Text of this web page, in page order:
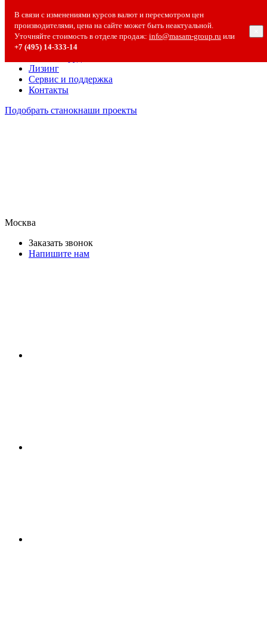
В связи с изменениями курсов валют и пересмотром цен
производителями, цена на сайте может быть неактуальной.
Уточняйте стоимость в отделе продаж: info@masam-group.ru или
+7 (495) 14‑333‑14
О компании
О компании
Полезная информация
Вакансии
Лизинг
Сервис и поддержка
Контакты
Подобрать станокнаши проекты
Москва
Заказать звонок
Напишите нам